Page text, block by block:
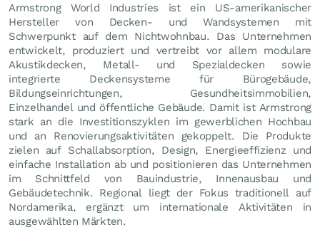
Armstrong World Industries ist ein US-amerikanischer
Hersteller von Decken- und Wandsystemen mit
Schwerpunkt auf dem Nichtwohnbau. Das Unternehmen
entwickelt, produziert und vertreibt vor allem modulare
Akustikdecken, Metall- und Spezialdecken sowie
integrierte Deckensysteme für Bürogebäude,
Bildungseinrichtungen, Gesundheitsimmobilien,
Einzelhandel und öffentliche Gebäude. Damit ist Armstrong
stark an die Investitionszyklen im gewerblichen Hochbau
und an Renovierungsaktivitäten gekoppelt. Die Produkte
zielen auf Schallabsorption, Design, Energieeffizienz und
einfache Installation ab und positionieren das Unternehmen
im Schnittfeld von Bauindustrie, Innenausbau und
Gebäudetechnik. Regional liegt der Fokus traditionell auf
Nordamerika, ergänzt um internationale Aktivitäten in
ausgewählten Märkten.